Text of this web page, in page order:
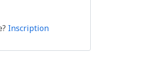
Inscription